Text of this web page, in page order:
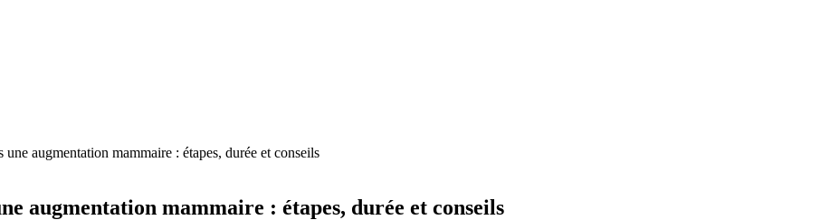
augmentation mammaire : étapes, durée et conseils
augmentation mammaire : étapes, durée et conseils